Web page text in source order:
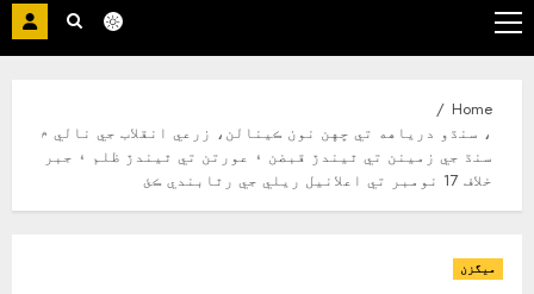
Primary
Menu
Home
، سنڌو درياهه تي ڇهن نون ڪينالن، زرعي انقلاب جي نالي ۾
سنڌ جي زمينن تي ٿيندڙ قبضن ۽ عورتن تي ٿيندڙ ظلم ۽ جبر
خلاف 17 نومبر تي اعلانيل ريلي جي رٿابندي ڪئ
ميگزن